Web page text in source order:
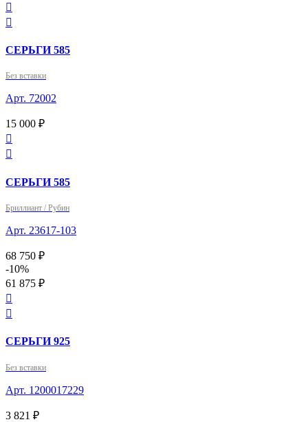


СЕРЬГИ 585
Без вставки
Арт. 72002
15 000 ₽


СЕРЬГИ 585
Бриллиант / Рубин
Арт. 23617-103
68 750 ₽
-10%
61 875 ₽


СЕРЬГИ 925
Без вставки
Арт. 1200017229
3 821 ₽